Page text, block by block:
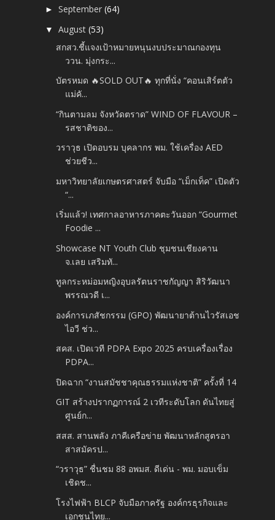
►September(64)
▼August(53)
สกสว.ชี้แจงเป้าหมายหนุนงบประมาณกองทุน
ววน. มุ่งกระ...
บัตรหมด 🔥SOLD OUT🔥 ทุกที่นั่ง “คอนเสิร์ตตัว
แม่คั...
“กินตามลม จังหวัดตราด” WIND OF FLAVOUR –
รสชาติของ...
วราวุธ เปิดอบรม บุคลากร พม. ใช้เครื่อง AED
ช่วยชีว...
มหาวิทยาลัยเกษตรศาสตร์ จับมือ “เม็กเท็ค” เปิดตัว
“...
เริ่มแล้ว! เทศกาลอาหารภาคตะวันออก “Gourmet
Foodie ...
Showcase NT Youth Club ชุมชนเชียงคาน
จ.เลย เสริมทั...
ทูลกระหม่อมหญิงอุบลรัตนราชกัญญา สิริวัฒนา
พรรณวดี เ...
องค์การเภสัชกรรม (GPO) พัฒนายาต้านไวรัสเอช
ไอวี ช่ว...
สคส. เปิดเวที PDPA Expo 2025 ครบเครื่องเรื่อง
PDPA...
ปิดฉาก “งานสมัชชาคุณธรรมแห่งชาติ” ครั้งที่ 14
GIT สร้างปรากฏการณ์ 2 เวทีระดับโลก ดันไทยสู่
ศูนย์ก...
สสส. สานพลัง ภาคีเครือข่าย พัฒนาหลักสูตรอา
สาสมัครป...
“วราวุธ” ชื่นชม 88 อพมส. ดีเด่น - พม. มอบเข็ม
เชิดช...
โรงไฟฟ้า BLCP จับมือภาครัฐ องค์กรธุรกิจและ
เอกชนไทย...